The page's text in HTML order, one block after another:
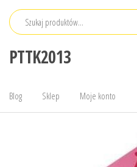
Przejdź
PTTK2013
Blog Sklep Moje konto